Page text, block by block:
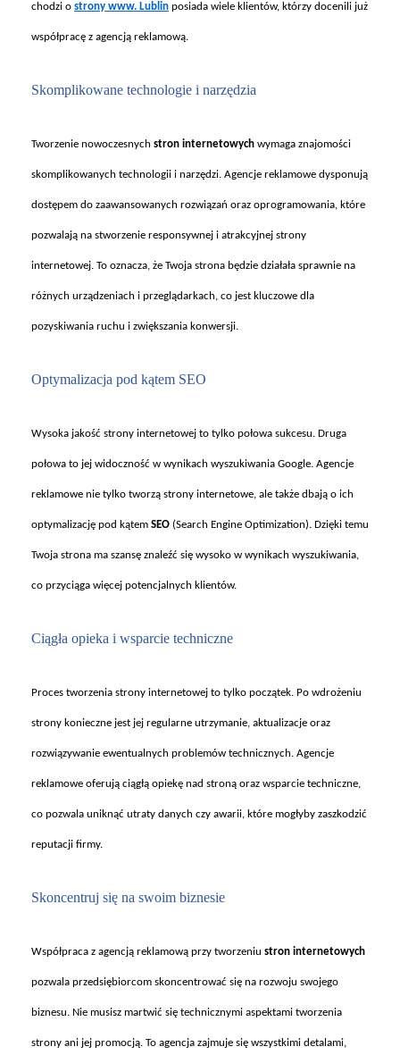
chodzi o strony www. Lublin posiada wiele klientów, którzy docenili już
współpracę z agencją reklamową.
Skomplikowane technologie i narzędzia
Tworzenie nowoczesnych stron internetowych wymaga znajomości
skomplikowanych technologii i narzędzi. Agencje reklamowe dysponują
dostępem do zaawansowanych rozwiązań oraz oprogramowania, które
pozwalają na stworzenie responsywnej i atrakcyjnej strony
internetowej. To oznacza, że Twoja strona będzie działała sprawnie na
różnych urządzeniach i przeglądarkach, co jest kluczowe dla
pozyskiwania ruchu i zwiększania konwersji.
Optymalizacja pod kątem SEO
Wysoka jakość strony internetowej to tylko połowa sukcesu. Druga
połowa to jej widoczność w wynikach wyszukiwania Google. Agencje
reklamowe nie tylko tworzą strony internetowe, ale także dbają o ich
optymalizację pod kątem SEO (Search Engine Optimization). Dzięki temu
Twoja strona ma szansę znaleźć się wysoko w wynikach wyszukiwania,
co przyciąga więcej potencjalnych klientów.
Ciągła opieka i wsparcie techniczne
Proces tworzenia strony internetowej to tylko początek. Po wdrożeniu
strony konieczne jest jej regularne utrzymanie, aktualizacje oraz
rozwiązywanie ewentualnych problemów technicznych. Agencje
reklamowe oferują ciągłą opiekę nad stroną oraz wsparcie techniczne,
co pozwala uniknąć utraty danych czy awarii, które mogłyby zaszkodzić
reputacji firmy.
Skoncentruj się na swoim biznesie
Współpraca z agencją reklamową przy tworzeniu stron internetowych
pozwala przedsiębiorcom skoncentrować się na rozwoju swojego
biznesu. Nie musisz martwić się technicznymi aspektami tworzenia
strony ani jej promocją. To agencja zajmuje się wszystkimi detalami,